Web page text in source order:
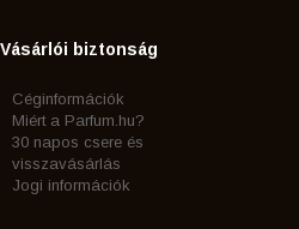
Vásárlói biztonság
Céginformációk
Miért a Parfum.hu?
30 napos csere és
visszavásárlás
Jogi információk